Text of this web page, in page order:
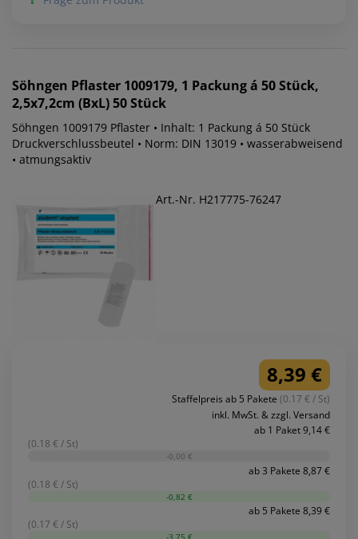
Söhngen Pflaster 1009179, 1 Packung á 50 Stück,
2,5x7,2cm (BxL) 50 Stück
Söhngen 1009179 Pflaster • Inhalt: 1 Packung á 50 Stück
Druckverschlussbeutel • Norm: DIN 13019 • wasserabweisend
• atmungsaktiv
Art.-Nr. H217775-76247
8,39 €
Staffelpreis ab 5 Pakete (0.17 € / St)
inkl. MwSt. & zzgl. Versand
ab 1 Paket 9,14 €
(0.18 € / St)
-0,00 €
ab 3 Pakete 8,87 €
(0.18 € / St)
-0,82 €
ab 5 Pakete 8,39 €
(0.17 € / St)
-3,75 €